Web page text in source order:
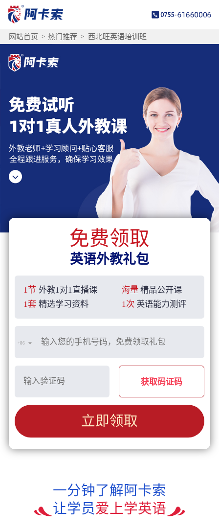
网站首页 > 热门推荐 > 西北旺英语培训班
免费领取
英语外教礼包
1节 外教1对1直播课 海量 精品公开课
1套 精选学习资料 1次 英语能力测评
+86
获取码证码
立即领取
一分钟了解阿卡索
让学员爱上学英语